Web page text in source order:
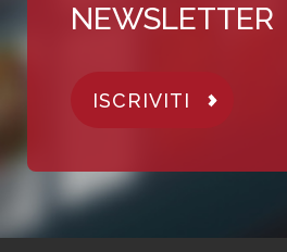
NEWSLETTER
ISCRIVITI